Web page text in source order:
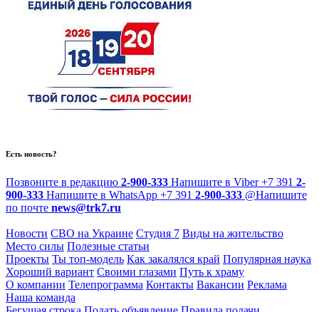
Есть новость?
Позвоните в редакцию 2-900-333 Напишите в Viber +7 391 2-
900-333 Напишите в WhatsApp +7 391 2-900-333 @Напишите
по почте news@trk7.ru
Новости СВО на Украине Студия 7 Виды на жительство
Место силы Полезные статьи
Проекты Ты топ-модель Как закалялся край Популярная наука
Хороший вариант Своими глазами Путь к храму
О компании Телепрограмма Контакты Вакансии Реклама
Наша команда